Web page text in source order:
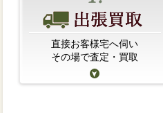
直接お客様宅へ伺い
その場で査定・買取